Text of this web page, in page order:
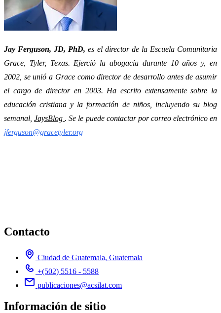
Jay Ferguson, JD, PhD, es el director de la Escuela Comunitaria
Grace, Tyler, Texas. Ejerció la abogacía durante 10 años y, en
2002, se unió a Grace como director de desarrollo antes de asumir
el cargo de director en 2003. Ha escrito extensamente sobre la
educación cristiana y la formación de niños, incluyendo su blog
semanal,JaysBlog . Se le puede contactar por correo electrónico en
jferguson@gracetyler.org
Contacto
Ciudad de Guatemala, Guatemala
+(502) 5516 - 5588
publicaciones@acsilat.com
Información de sitio